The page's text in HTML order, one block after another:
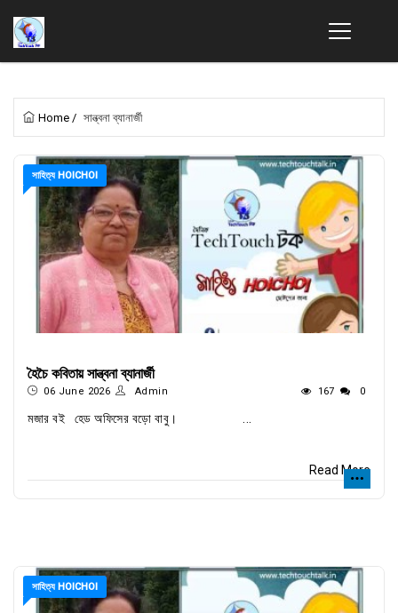
Home / সান্ত্বনা ব্যানার্জী
সাহিত্য HOICHOI
হৈচৈ কবিতায় সান্ত্বনা ব্যানার্জী
06 June 2026 Admin 167 0
মজার বই হেড অফিসের বড়ো বাবু। ...
Read More
সাহিত্য HOICHOI